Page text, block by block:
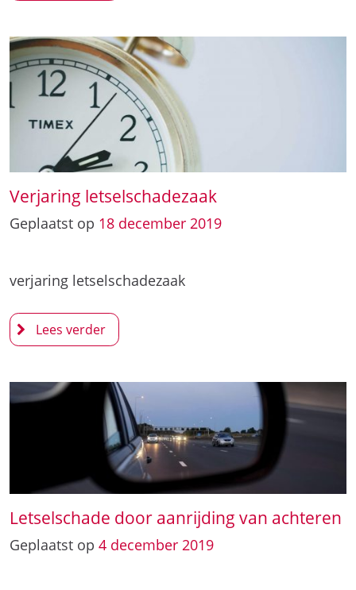
Verjaring letselschadezaak
Geplaatst op 18 december 2019
verjaring letselschadezaak
Letselschade door aanrijding van achteren
Geplaatst op 4 december 2019